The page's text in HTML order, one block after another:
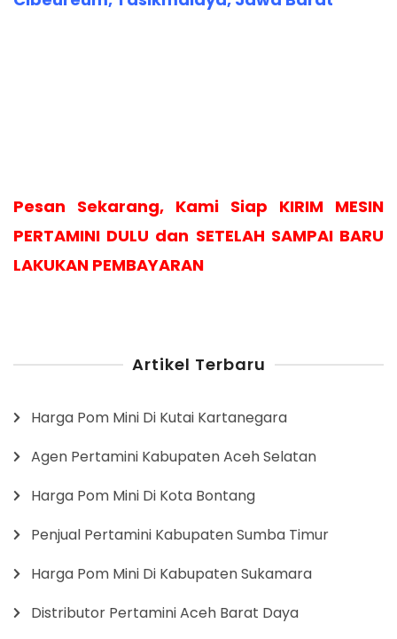
Pesan Sekarang, Kami Siap KIRIM MESIN
PERTAMINI DULU dan SETELAH SAMPAI BARU
LAKUKAN PEMBAYARAN
Artikel Terbaru
Harga Pom Mini Di Kutai Kartanegara
Agen Pertamini Kabupaten Aceh Selatan
Harga Pom Mini Di Kota Bontang
Penjual Pertamini Kabupaten Sumba Timur
Harga Pom Mini Di Kabupaten Sukamara
Distributor Pertamini Aceh Barat Daya